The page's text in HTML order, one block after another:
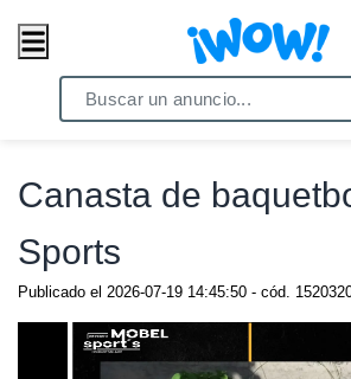
/ Comercio / Anuncios
Canasta de
Sports
Publicado el 2026-07-19 14:45:50 - cód.